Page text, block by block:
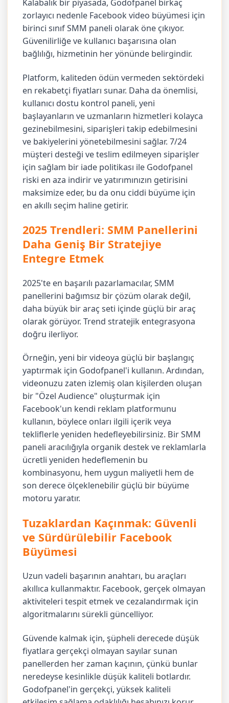
Kalabalık bir piyasada, Godofpanel birkaç
zorlayıcı nedenle Facebook video büyümesi için
birinci sınıf SMM paneli olarak öne çıkıyor.
Güvenilirliğe ve kullanıcı başarısına olan
bağlılığı, hizmetinin her yönünde belirgindir.
Platform, kaliteden ödün vermeden sektördeki
en rekabetçi fiyatları sunar. Daha da önemlisi,
kullanıcı dostu kontrol paneli, yeni
başlayanların ve uzmanların hizmetleri kolayca
gezinebilmesini, siparişleri takip edebilmesini
ve bakiyelerini yönetebilmesini sağlar. 7/24
müşteri desteği ve teslim edilmeyen siparişler
için sağlam bir iade politikası ile Godofpanel
riski en aza indirir ve yatırımınızın getirisini
maksimize eder, bu da onu ciddi büyüme için
en akıllı seçim haline getirir.
2025 Trendleri: SMM Panellerini
Daha Geniş Bir Stratejiye
Entegre Etmek
2025'te en başarılı pazarlamacılar, SMM
panellerini bağımsız bir çözüm olarak değil,
daha büyük bir araç seti içinde güçlü bir araç
olarak görüyor. Trend stratejik entegrasyona
doğru ilerliyor.
Örneğin, yeni bir videoya güçlü bir başlangıç
yaptırmak için Godofpanel'i kullanın. Ardından,
videonuzu zaten izlemiş olan kişilerden oluşan
bir "Özel Audience" oluşturmak için
Facebook'un kendi reklam platformunu
kullanın, böylece onları ilgili içerik veya
tekliflerle yeniden hedefleyebilirsiniz. Bir SMM
paneli aracılığıyla organik destek ve reklamlarla
ücretli yeniden hedeflemenin bu
kombinasyonu, hem uygun maliyetli hem de
son derece ölçeklenebilir güçlü bir büyüme
motoru yaratır.
Tuzaklardan Kaçınmak: Güvenli
ve Sürdürülebilir Facebook
Büyümesi
Uzun vadeli başarının anahtarı, bu araçları
akıllıca kullanmaktır. Facebook, gerçek olmayan
aktiviteleri tespit etmek ve cezalandırmak için
algoritmalarını sürekli güncelliyor.
Güvende kalmak için, şüpheli derecede düşük
fiyatlara gerçekçi olmayan sayılar sunan
panellerden her zaman kaçının, çünkü bunlar
neredeyse kesinlikle düşük kaliteli botlardır.
Godofpanel'in gerçekçi, yüksek kaliteli